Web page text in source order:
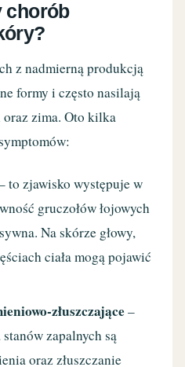
chorób
z nadmierną produkcją
formy i często nasilają
zima. Oto kilka
to zjawisko występuje w
gruczołów łojowych
Na skórze głowy,
ciała mogą pojawić
złuszczające–
zapalnych są
oraz złuszczanie